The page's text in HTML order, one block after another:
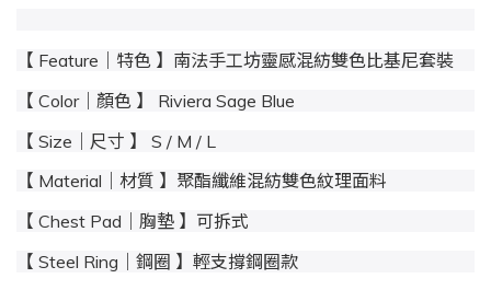
【 Feature｜特色 】南法手工坊靈感混紡雙色比基尼套裝
【 Color｜顏色 】 Riviera Sage Blue
【 Size｜尺寸 】 S / M / L
【 Material｜材質 】聚酯纖維混紡雙色紋理面料
【 Chest Pad｜胸墊 】可拆式
【 Steel Ring｜鋼圈 】輕支撐鋼圈款